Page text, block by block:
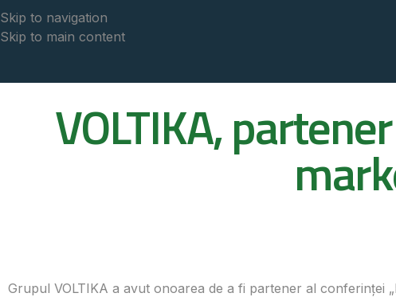
Skip to navigation
Skip to main content
VOLTIKA,
Grupul VOLTIKA a avut onoarea de a fi partener al conferinței